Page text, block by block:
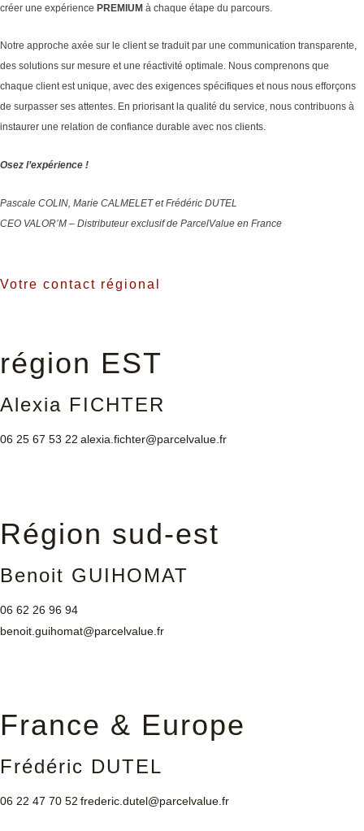
créer une expérience PREMIUM à chaque étape du parcours.
Notre approche axée sur le client se traduit par une communication transparente,
des solutions sur mesure et une réactivité optimale. Nous comprenons que
chaque client est unique, avec des exigences spécifiques et nous nous efforçons
de surpasser ses attentes. En priorisant la qualité du service, nous contribuons à
instaurer une relation de confiance durable avec nos clients.
Osez l’expérience !
Pascale COLIN, Marie CALMELET et Frédéric DUTEL
CEO VALOR’M – Distributeur exclusif de ParcelValue en France
Votre contact régional
région EST
Alexia FICHTER
06 25 67 53 22 alexia.fichter@parcelvalue.fr
Région sud-est
Benoit GUIHOMAT
06 62 26 96 94
benoit.guihomat@parcelvalue.fr
France & Europe
Frédéric DUTEL
06 22 47 70 52 frederic.dutel@parcelvalue.fr